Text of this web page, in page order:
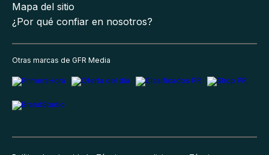
Mapa del sitio
¿Por qué confiar en nosotros?
Otras marcas de GFR Media